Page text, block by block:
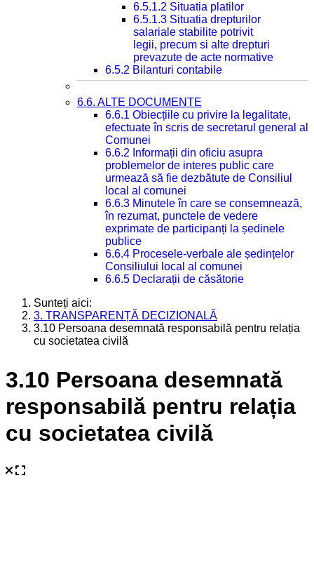
6.5.1.2 Situatia platilor
6.5.1.3 Situatia drepturilor
salariale stabilite potrivit
legii, precum si alte drepturi
prevazute de acte normative
6.5.2 Bilanturi contabile
6.6. ALTE DOCUMENTE
6.6.1 Obiecțiile cu privire la legalitate,
efectuate în scris de secretarul general al
Comunei
6.6.2 Informații din oficiu asupra
problemelor de interes public care
urmează să fie dezbătute de Consiliul
local al comunei
6.6.3 Minutele în care se consemnează,
în rezumat, punctele de vedere
exprimate de participanți la ședinele
publice
6.6.4 Procesele-verbale ale ședințelor
Consiliului local al comunei
6.6.5 Declarații de căsătorie
Sunteți aici:
3. TRANSPARENȚĂ DECIZIONALĂ
3.10 Persoana desemnată responsabilă pentru relația
cu societatea civilă
3.10 Persoana desemnată
responsabilă pentru relația
cu societatea civilă